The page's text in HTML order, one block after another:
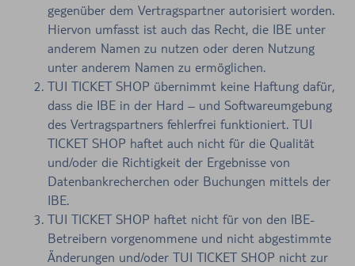
gegenüber dem Vertragspartner autorisiert worden.
Hiervon umfasst ist auch das Recht, die IBE unter
anderem Namen zu nutzen oder deren Nutzung
unter anderem Namen zu ermöglichen.
TUI TICKET SHOP übernimmt keine Haftung dafür,
dass die IBE in der Hard – und Softwareumgebung
des Vertragspartners fehlerfrei funktioniert. TUI
TICKET SHOP haftet auch nicht für die Qualität
und/oder die Richtigkeit der Ergebnisse von
Datenbankrecherchen oder Buchungen mittels der
IBE.
TUI TICKET SHOP haftet nicht für von den IBE-
Betreibern vorgenommene und nicht abgestimmte
Änderungen und/oder TUI TICKET SHOP nicht zur